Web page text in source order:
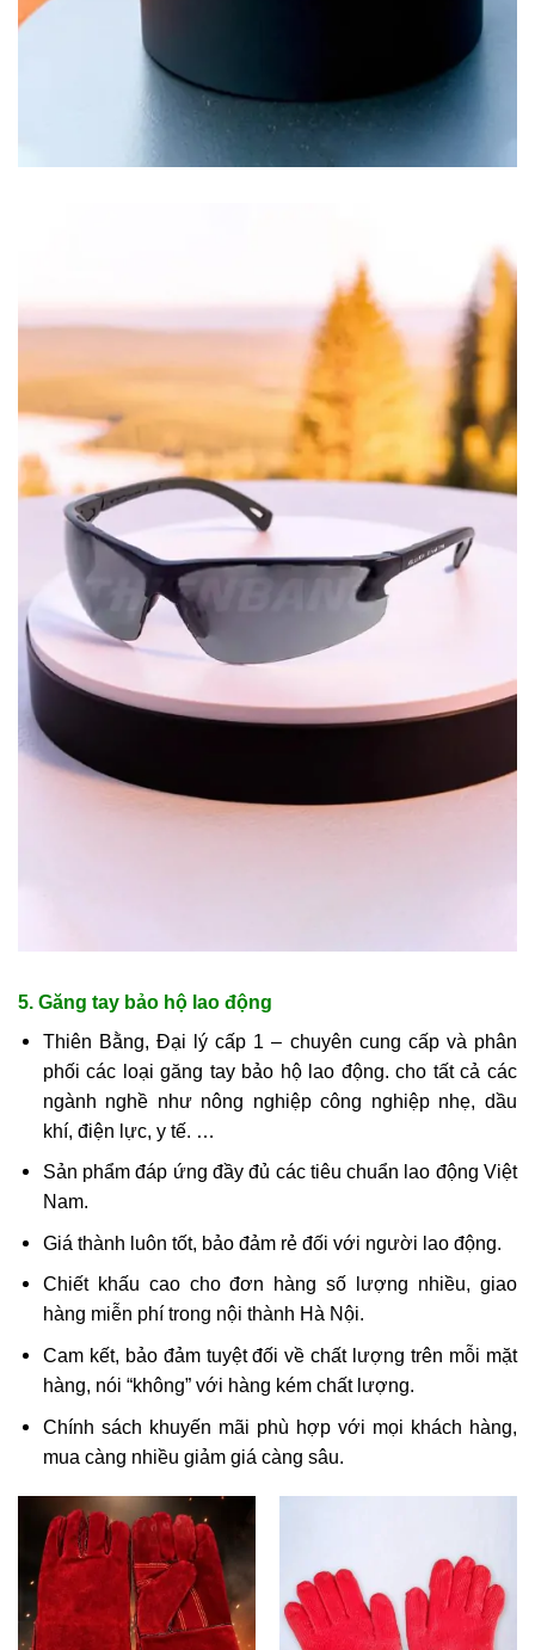
5. Găng tay bảo hộ lao động
Thiên Bằng, Đại lý cấp 1 – chuyên cung cấp và phân
phối các loại găng tay bảo hộ lao động. cho tất cả các
ngành nghề như nông nghiệp công nghiệp nhẹ, dầu
khí, điện lực, y tế. …
Sản phẩm đáp ứng đầy đủ các tiêu chuẩn lao động Việt
Nam.
Giá thành luôn tốt, bảo đảm rẻ đối với người lao động.
Chiết khấu cao cho đơn hàng số lượng nhiều, giao
hàng miễn phí trong nội thành Hà Nội.
Cam kết, bảo đảm tuyệt đối về chất lượng trên mỗi mặt
hàng, nói “không” với hàng kém chất lượng.
Chính sách khuyến mãi phù hợp với mọi khách hàng,
mua càng nhiều giảm giá càng sâu.